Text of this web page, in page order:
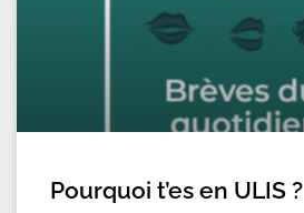
Pourquoi t’es en ULIS ?